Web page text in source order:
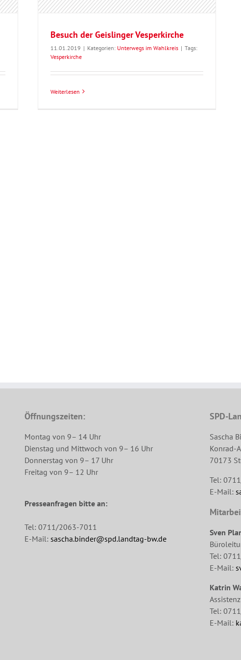
Besuch der Geislinger Vesperkirche
11.01.2019 | Kategorien: Unterwegs im Wahlkreis | Tags:
Vesperkirche
Weiterlesen
Öffnungszeiten:
Montag von 9– 14 Uhr
Dienstag und Mittwoch von 9– 16 Uhr
Donnerstag von 9– 17 Uhr
Freitag von 9– 12 Uhr
Presseanfragen bitte an:
Tel: 0711/2063-7011
E-Mail:sascha.binder@spd.landtag-bw.de
SPD-
Sascha
Konrad-
70173
Tel:
E-Mail:
Sven
Tel:
E-Mail:
Katrin
Tel:
E-Mail: